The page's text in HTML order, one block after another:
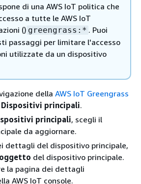
di una AWS IoT politica che
a tutte le AWS IoT
() greengrass:* . Puoi
passaggi per limitare l'accesso
utilizzate da un dispositivo
della AWS IoT Greengrass
Dispositivi principali.
principali, scegli il
da aggiornare.
dettagli del dispositivo principale,
oggetto del dispositivo principale.
la pagina dei dettagli
AWS IoT console.